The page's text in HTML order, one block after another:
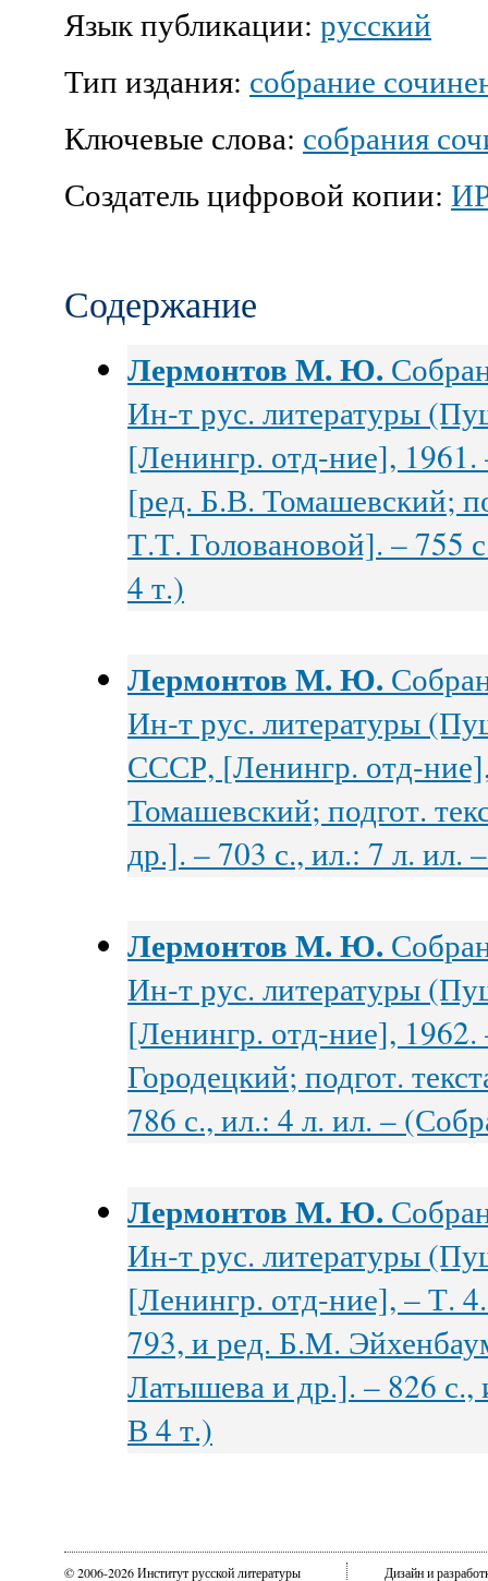
Язык публикации: русский
Тип издания: собрание
Ключевые слова: собрания
Создатель цифровой копии:
Содержание
Лермонтов М. Ю.
Ин-т рус. литературы
[Ленингр. отд-ние],
[ред. Б.В. Томашевский;
Т.Т. Головановой]. – 755
4 т.)
Лермонтов М. Ю.
Ин-т рус. литературы
СССР, [Ленингр. отд-
Томашевский; подгот.
др.]. – 703 с., ил.: 7 л. ил.
Лермонтов М. Ю.
Ин-т рус. литературы
[Ленингр. отд-ние],
Городецкий; подгот.
786 с., ил.: 4 л. ил. –
Лермонтов М. Ю.
Ин-т рус. литературы
[Ленингр. отд-ние], – Т.
793, и ред. Б.М.
Латышева и др.]. – 826 с.,
В 4 т.)
© 2006-2026 Институт русской литературы Дизайн и